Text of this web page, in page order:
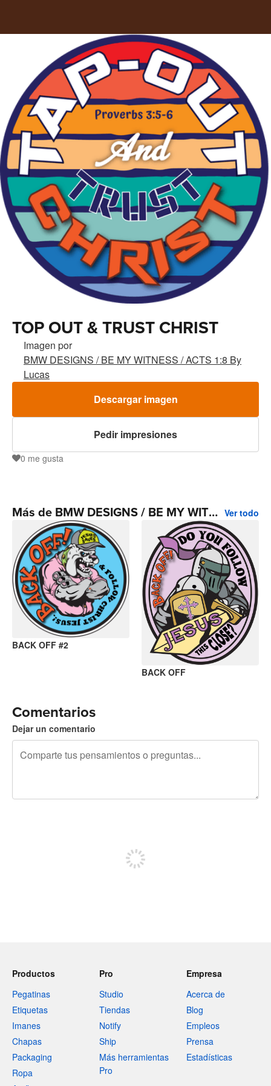
TOP OUT & TRUST CHRIST
Imagen por
BMW DESIGNS / BE MY WITNESS / ACTS 1:8 By
Lucas
Descargar imagen
Pedir impresiones
0 me gusta
Más de BMW DESIGNS / BE MY WITNESS / ACTS 1:8 By Lucas Ver todo
BACK OFF #2
BACK OFF
Comentarios
Dejar un comentario
Productos
Pegatinas
Etiquetas
Imanes
Chapas
Packaging
Ropa
Pro
Studio
Tiendas
Notify
Ship
Más herramientas
Pro
Empresa
Acerca de
Blog
Empleos
Prensa
Estadísticas